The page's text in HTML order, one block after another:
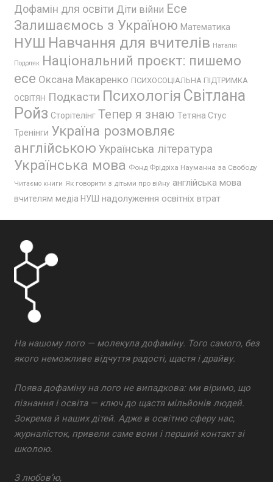
Дофамін для освіти Діти війни Есе
Залишаємось з Україною Математика
НУШ Навчання для вчителів Наталія
Подоляк Національний проєкт: пишемо
есе Оксана Макаренко ПСИХОСОЦІАЛЬНА ПІДТРИМКА
ОСВІТЯН Подкасти Психологія Світлана
Ройз Сторітелінг Тепер я знаю Тетяна Стус
Тренінги Україна розмовляє
англійською Українська література
Українська мова Фонд Фрідріха Науманна за Свободу
Читаємо книги Як говорити з дітьми про війну англійська мова
вчителям медіа НУШ надолуження освітніх втрат
На нашому лого — молекула дофаміну. Того самого, без
якого неможливе відчуття радості, щастя і драйву.
Поява дофаміну на лого не випадкова: ми віримо, що
пізнання і освіта — ключ до щастя мільйонів людей.
Зокрема й наших дітей. Адже в освітню сферу нас,
журналісток, привели саме вони і перший контакт зі
школою.
З любов’ю,